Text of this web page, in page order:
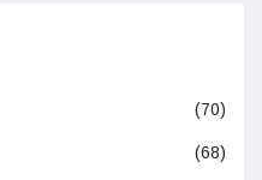
(70)
(68)